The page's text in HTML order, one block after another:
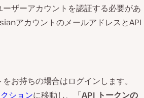
ザーアカウントを認証する必要があ
アカウントのメールアドレスとAPI
お持ちの場合はログインします。
ションに移動し、「API トークンの